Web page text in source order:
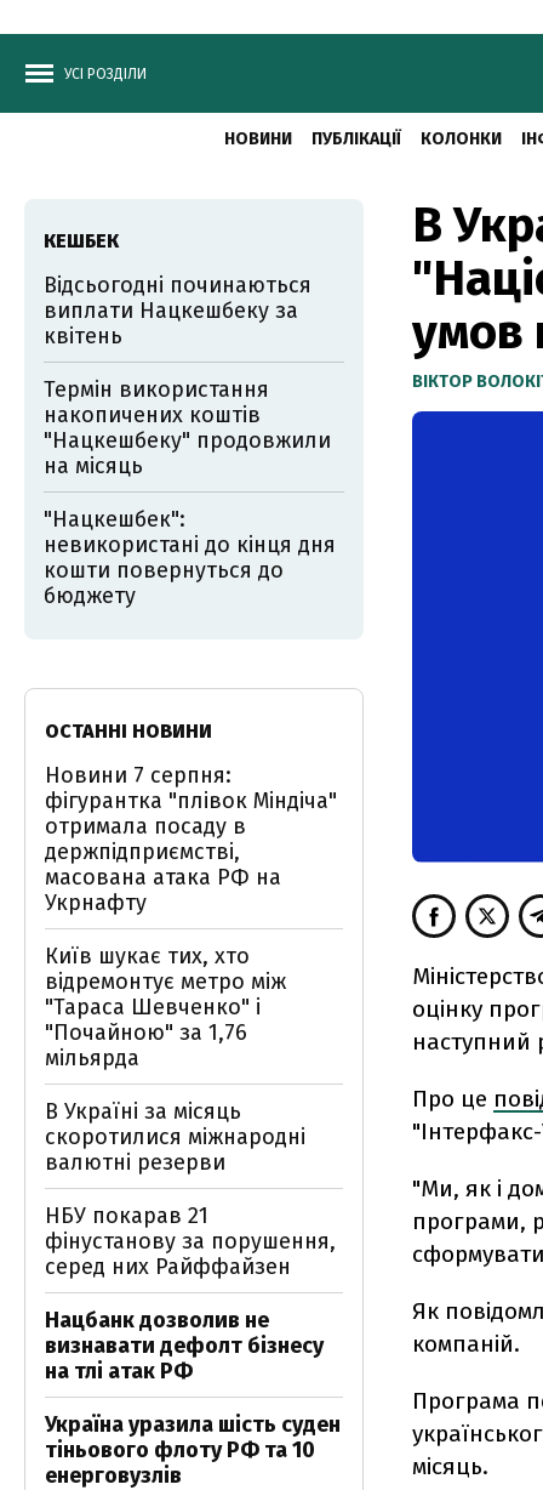
УСІ РОЗДІЛИ
НОВИНИ ПУБЛІКАЦІЇ КОЛОНКИ
В
умов
ВІКТОР
оцінку
наступний
Про це
"Ми, як і
програми,
Як
компаній.
Програма
місяць.
КЕШБЕК
Відсьогодні починаються
виплати Нацкешбеку за
квітень
Термін використання
накопичених коштів
"Нацкешбеку" продовжили
на місяць
"Нацкешбек":
невикористані до кінця дня
кошти повернуться до
бюджету
ОСТАННІ НОВИНИ
Новини 7 серпня:
фігурантка "плівок Міндіча"
отримала посаду в
держпідприємстві,
масована атака РФ на
Укрнафту
Київ шукає тих, хто
відремонтує метро між
"Тараса Шевченко" і
"Почайною" за 1,76
мільярда
В Україні за місяць
скоротилися міжнародні
валютні резерви
НБУ покарав 21
фінустанову за порушення,
серед них Райффайзен
Нацбанк дозволив не
визнавати дефолт бізнесу
на тлі атак РФ
Україна уразила шість суден
тіньового флоту РФ та 10
енерговузлів